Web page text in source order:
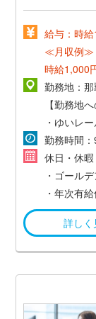
給与：時
≪月収例≫
時給1,000
*交通費支
勤務地：
【勤務地
・ゆいレ
・通勤交
勤務時間
休日・休
・ゴール
・年次有
詳しく